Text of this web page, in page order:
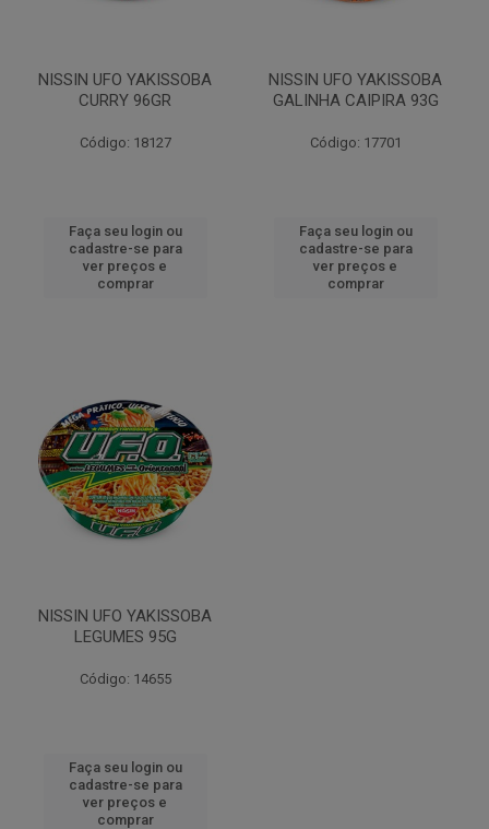
NISSIN UFO YAKISSOBA
CURRY 96GR
Código: 18127
Faça seu login ou
cadastre-se para
ver preços e
comprar
NISSIN UFO YAKISSOBA
GALINHA CAIPIRA 93G
Código: 17701
Faça seu login ou
cadastre-se para
ver preços e
comprar
NISSIN UFO YAKISSOBA
LEGUMES 95G
Código: 14655
Faça seu login ou
cadastre-se para
ver preços e
comprar